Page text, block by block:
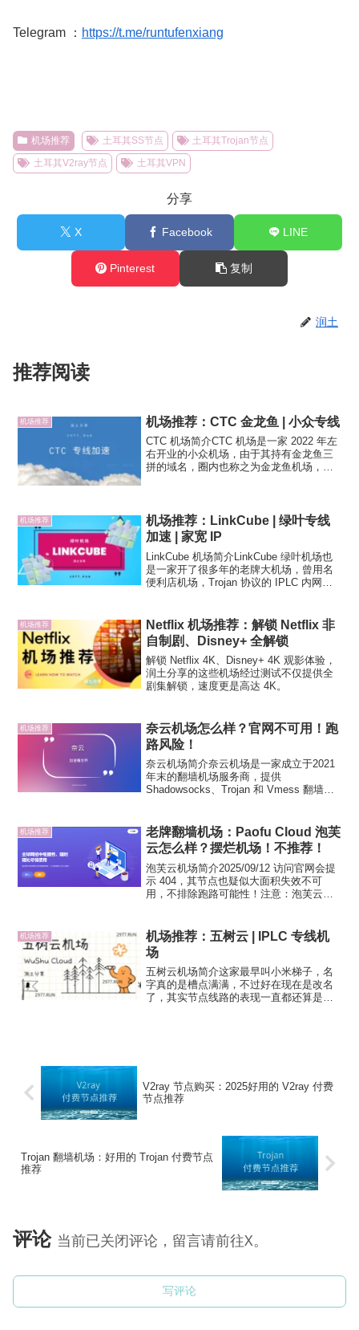
Telegram ： https://t.me/runtufenxiang
机场推荐 土耳其SS节点
土耳其Trojan节点
土耳其V2ray节点
土耳其VPN
分享
X Facebook LINE
Pinterest 复制
润土
推荐阅读
机场推荐 机场推荐：CTC 金龙鱼 | 小众专线
CTC 机场简介CTC 机场是一家 2022 年左
右开业的小众机场，由于其持有金龙鱼三
拼的域名，圈内也称之为金龙鱼机场，
机场推荐
机场推荐：LinkCube | 绿叶专线
加速 | 家宽 IP
LinkCube 机场简介LinkCube 绿叶机场也
是一家开了很多年的老牌大机场，曾用名
便利店机场，Trojan 协议的 IPLC 内网专
点的 IP 是家宽 IP，含...
机场推荐
Netflix 机场推荐：解锁 Netflix 非
自制剧、Disney+ 全解锁
解锁 Netflix 4K、Disney+ 4K 观影体验，
润土分享的这些机场经过测试不仅提供全
剧集解锁，速度更是高达 4K。
机场推荐
奈云机场怎么样？官网不可用！跑
路风险！
奈云机场简介奈云机场是一家成立于2021
年末的翻墙机场服务商，提供
Shadowsocks、Trojan 和 Vmess 翻墙协
奈飞等流媒体解锁。机场有定制三端，
即...
机场推荐
老牌翻墙机场：Paofu Cloud 泡芙
云怎么样？摆烂机场！不推荐！
泡芙云机场简介2025/09/12 访问官网会提
示 404，其节点也疑似大面积失效不可
用，不排除跑路可能性！注意：泡芙云长
2018年，由美国团队运营，...
机场推荐
机场推荐：五树云 | IPLC 专线机
场
五树云机场简介这家最早叫小米梯子，名
字真的是槽点满满，不过好在现在是改名
了，其实节点线路的表现一直都还算是不
V2ray 节点购买：2025好用的 V2ray 付费
节点推荐
Trojan 翻墙机场：好用的 Trojan 付费节点
推荐
评论 当前已关闭评论，留言请前往X。
写评论